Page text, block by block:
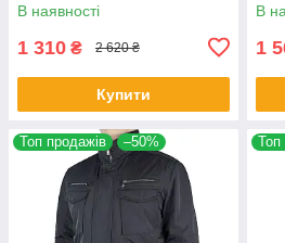
В наявності
1 310 ₴ 2 620 ₴
Купити
В
1
Топ продажів –50% Топ